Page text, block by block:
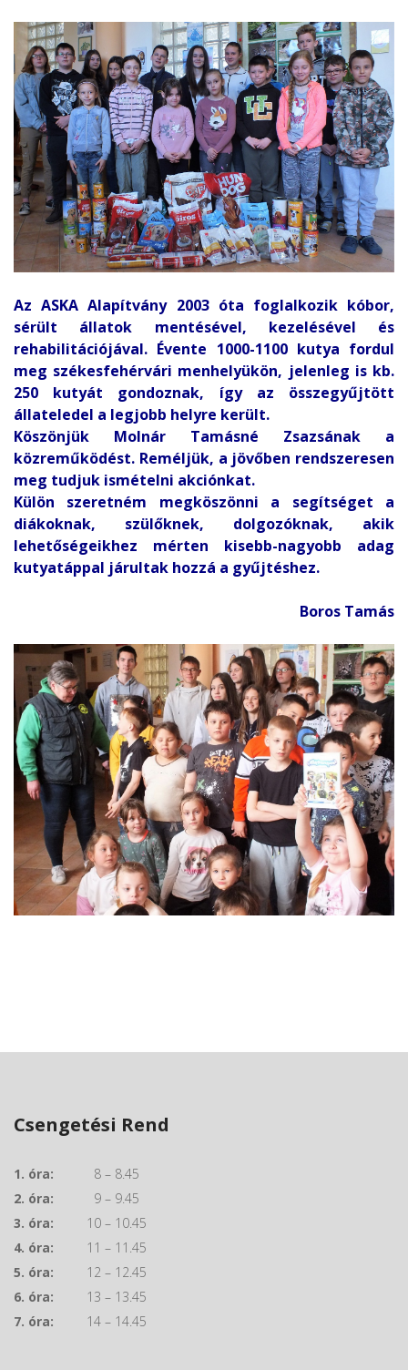
Az ASKA Alapítvány 2003 óta foglalkozik kóbor,
sérült állatok mentésével, kezelésével és
rehabilitációjával. Évente 1000-1100 kutya fordul
meg székesfehérvári menhelyükön, jelenleg is kb.
250 kutyát gondoznak, így az összegyűjtött
állateledel a legjobb helyre került.
Köszönjük Molnár Tamásné Zsazsának a
közreműködést. Reméljük, a jövőben rendszeresen
meg tudjuk ismételni akciónkat.
Külön szeretném megköszönni a segítséget a
diákoknak, szülőknek, dolgozóknak, akik
lehetőségeikhez mérten kisebb-nagyobb adag
kutyatáppal járultak hozzá a gyűjtéshez.
Boros Tamás
Csengetési Rend
1. óra: 8 – 8.45
2. óra: 9 – 9.45
3. óra: 10 – 10.45
4. óra: 11 – 11.45
5. óra: 12 – 12.45
6. óra: 13 – 13.45
7. óra: 14 – 14.45